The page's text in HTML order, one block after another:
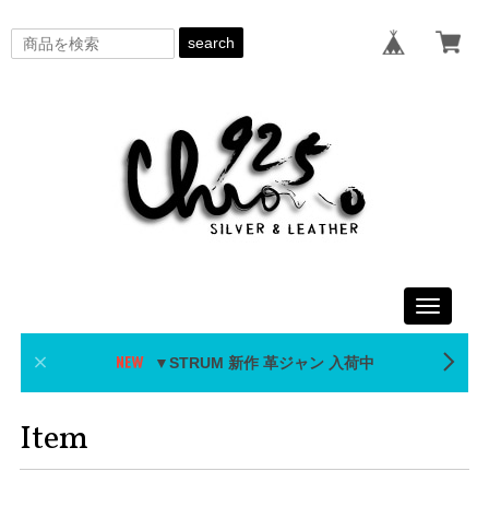
search
Toggle
▼STRUM 新作 革ジャン 入荷中
Item